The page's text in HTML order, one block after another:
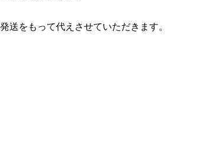
送をもって代えさせていただきます。